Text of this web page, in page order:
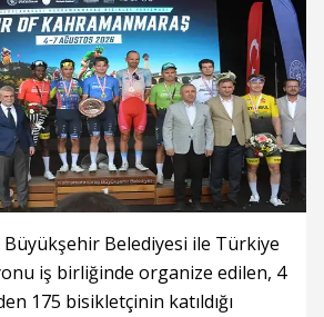
Büyükşehir Belediyesi ile Türkiye
iş birliğinde organize edilen, 4
175 bisikletçinin katıldığı